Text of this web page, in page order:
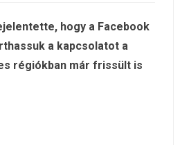
hogy a Facebook
a kapcsolatot a
régiókban már frissült is